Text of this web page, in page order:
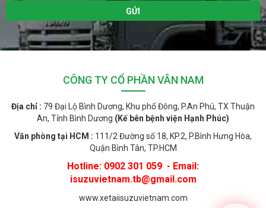
CÔNG TY CỔ PHẦN VÂN NAM
Địa chỉ : 79 Đại Lộ Bình Dương, Khu phố Đông, P.An Phú, TX Thuận
An, Tỉnh Bình Dương (Kế bên bệnh viện Hạnh Phúc)
Văn phòng tại HCM : 111/2 Đường số 18, KP.2, P.Bình Hưng Hòa,
Quận Bình Tân, TP.HCM
Hotline: 0902 301 059 - Email:
isuzuvietnam.tb@gmail.com
www.xetaiisuzuvietnam.com